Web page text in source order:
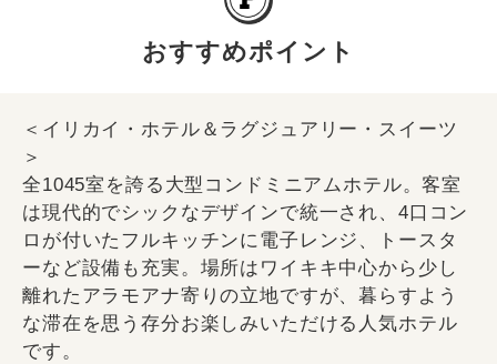
おすすめポイント
＜イリカイ・ホテル＆ラグジュアリー・スイーツ
＞
全1045室を誇る大型コンドミニアムホテル。客室
は現代的でシックなデザインで統一され、4口コン
ロが付いたフルキッチンに電子レンジ、トースタ
ーなど設備も充実。場所はワイキキ中心から少し
離れたアラモアナ寄りの立地ですが、暮らすよう
な滞在を思う存分お楽しみいただける人気ホテル
です。